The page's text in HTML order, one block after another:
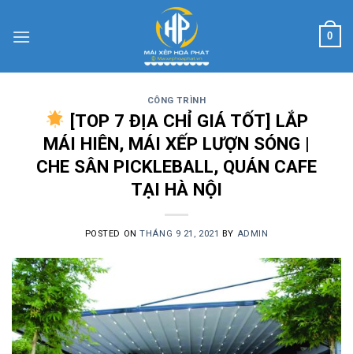
0
CÔNG TRÌNH
[TOP 7 ĐỊA CHỈ GIÁ TỐT] LẮP
MÁI HIÊN, MÁI XẾP LƯỢN SÓNG |
CHE SÂN PICKLEBALL, QUÁN CAFE
TẠI HÀ NỘI
POSTED ONTHÁNG 9 21, 2021 BY ADMIN